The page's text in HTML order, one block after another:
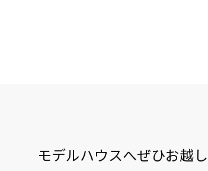
モデルハウスへぜひお越